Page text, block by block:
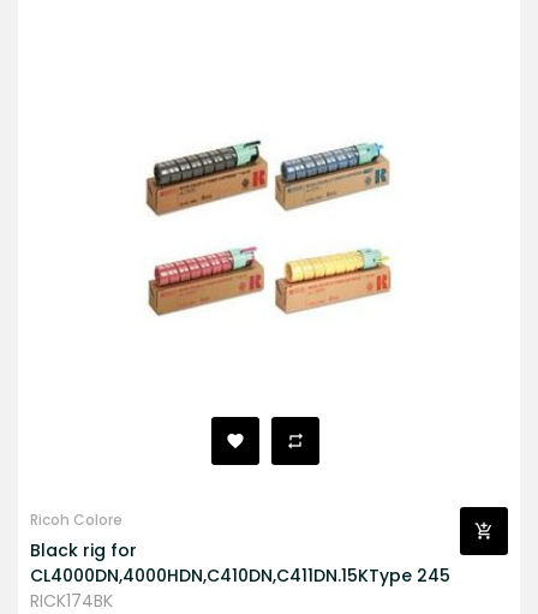
Ricoh Colore
Black rig for
CL4000DN,4000HDN,C410DN,C411DN.15KType 245
RICK174BK